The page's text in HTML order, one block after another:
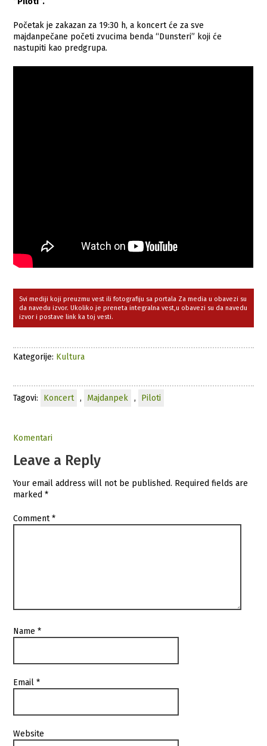
Početak je zakazan za 19:30 h, a koncert će za sve
majdanpečane početi zvucima benda “Dunsteri” koji će
nastupiti kao predgrupa.
Svi mediji koji preuzmu vest ili fotografiju sa portala Za media u obavezi su
da navedu izvor. Ukoliko je preneta integralna vest,u obavezi su da navedu
izvor i postave link ka toj vesti.
Kategorije: Kultura
Tagovi: Koncert , Majdanpek , Piloti
Komentari
Leave a Reply
Your email address will not be published. Required fields are
marked*
Comment*
Name*
Email*
Website